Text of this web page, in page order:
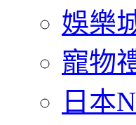
娛樂
寵物
日本